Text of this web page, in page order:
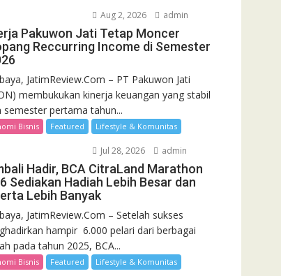
Aug 2, 2026 admin
Pakuwon Jati Tetap Moncer
Reccurring Income di Semester
JatimReview.Com – PT Pakuwon Jati
membukukan kinerja keuangan yang stabil
semester pertama tahun...
Bisnis Featured Lifestyle & Komunitas
Jul 28, 2026 admin
Hadir, BCA CitraLand Marathon
Sediakan Hadiah Lebih Besar dan
Lebih Banyak
JatimReview.Com – Setelah sukses
hampir 6.000 pelari dari berbagai
pada tahun 2025, BCA...
Bisnis Featured Lifestyle & Komunitas